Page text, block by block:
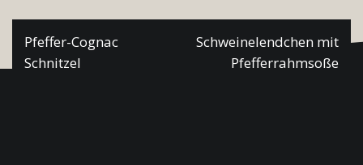
Beitragsnavigation
Pfeffer-Cognac
Schnitzel
Schweinelendchen mit
Pfefferrahmsoße